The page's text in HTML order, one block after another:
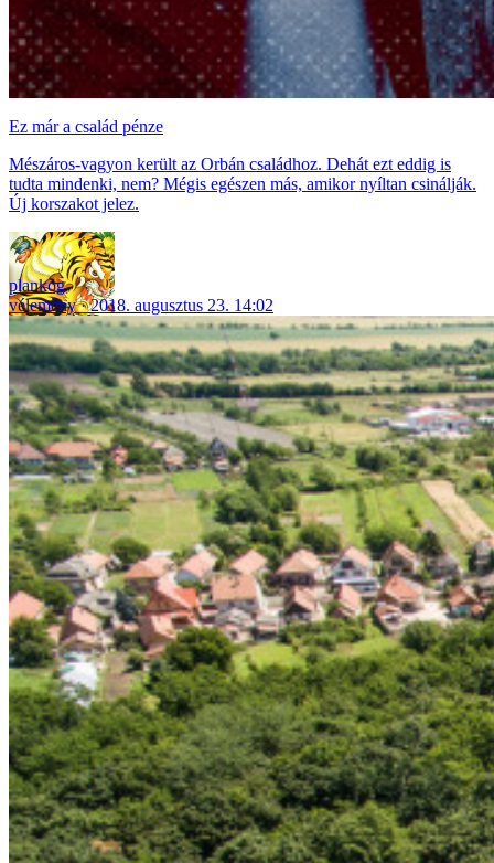
Ez már a család pénze
Mészáros-vagyon került az Orbán családhoz. Dehát ezt eddig is
tudta mindenki, nem? Mégis egészen más, amikor nyíltan csinálják.
Új korszakot jelez.
plankog
vélemény
2018. augusztus 23. 14:02